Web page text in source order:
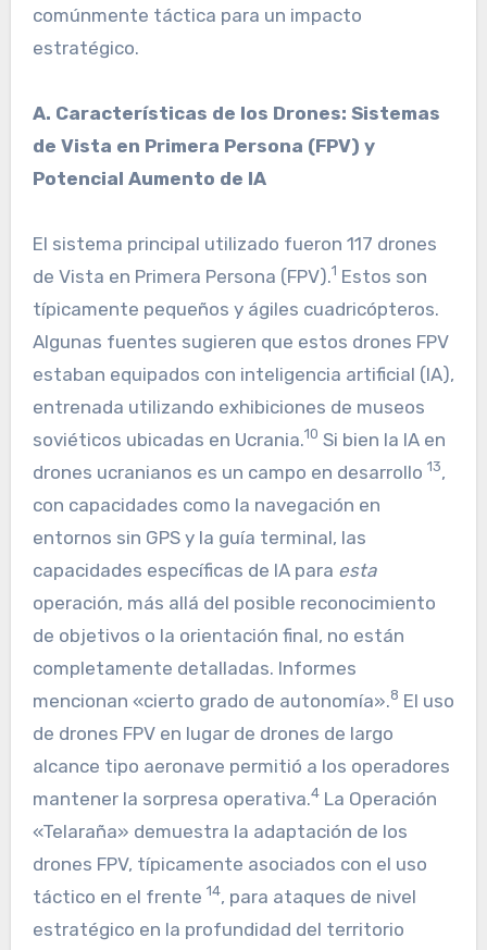
comúnmente táctica para un impacto
estratégico.
A. Características de los Drones: Sistemas
de Vista en Primera Persona (FPV) y
Potencial Aumento de IA
El sistema principal utilizado fueron 117 drones
de Vista en Primera Persona (FPV).1 Estos son
típicamente pequeños y ágiles cuadricópteros.
Algunas fuentes sugieren que estos drones FPV
estaban equipados con inteligencia artificial (IA),
entrenada utilizando exhibiciones de museos
soviéticos ubicadas en Ucrania.10 Si bien la IA en
drones ucranianos es un campo en desarrollo 13,
con capacidades como la navegación en
entornos sin GPS y la guía terminal, las
capacidades específicas de IA para esta
operación, más allá del posible reconocimiento
de objetivos o la orientación final, no están
completamente detalladas. Informes
mencionan «cierto grado de autonomía».8 El uso
de drones FPV en lugar de drones de largo
alcance tipo aeronave permitió a los operadores
mantener la sorpresa operativa.4La Operación
«Telaraña» demuestra la adaptación de los
drones FPV, típicamente asociados con el uso
táctico en el frente 14, para ataques de nivel
estratégico en la profundidad del territorio